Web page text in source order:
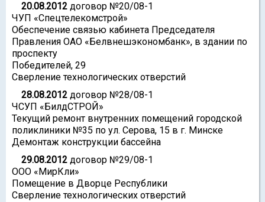
20.08.2012 договор №20/08-1
ЧУП «Спецтелекомстрой»
Обеспечение связью кабинета Председателя
Правления ОАО «Белвнешэкономбанк», в здании по
проспекту
Победителей, 29
Сверление технологических отверстий
28.08.2012 договор №28/08-1
ЧСУП «БилдСТРОЙ»
Текущий ремонт внутренних помещений городской
поликлиники №35 по ул. Серова, 15 в г. Минске
Демонтаж конструкции бассейна
29.08.2012 договор №29/08-1
ООО «МирКли»
Помещение в Дворце Республики
Сверление технологических отверстий